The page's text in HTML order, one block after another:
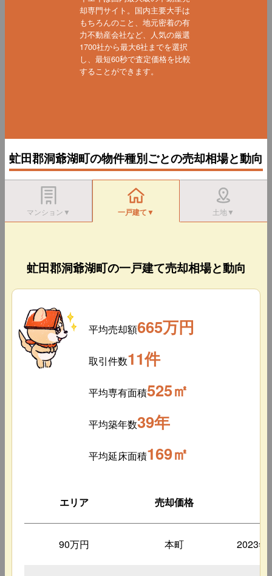
却専門サイト。国内主要大手は
もちろんのこと、地元密着の有
力不動産会社など、人気の厳選
1700社から最大6社までを選択
し、最短60秒で査定価格を比較
することができます。
虻田郡洞爺湖町の物件種別ごとの売却相場と動向
マンション▼ 一戸建て▼ 土地▼
虻田郡洞爺湖町の一戸建て売却相場と動向
平均売却額665万円
取引件数11件
平均専有面積525㎡
平均築年数39年
平均延床面積169㎡
エリア 売却価格
90万円 本町 2023年